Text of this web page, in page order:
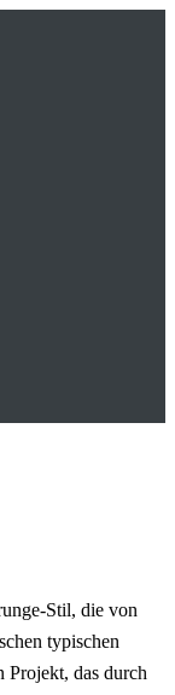
Stil, die von
typischen
Projekt, das durch